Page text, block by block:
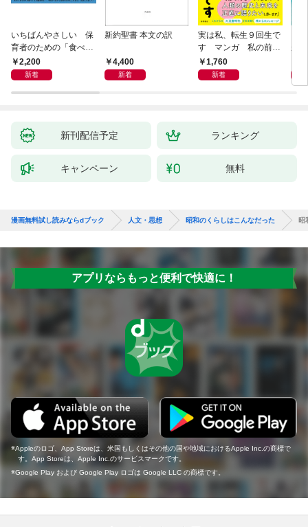
いちばんやさしい 保
育者のための「食べな
い子」サポートＢＯＯ
Ｋ 偏食・少食のお悩
2,200
新着
新約聖書 本文の訳
4,400
新着
実は私、転生９回生で
す マンガ 私の前世
物語1,760
新着
が
新刊配信予定 ランキング
キャンペーン 無料
漫画無料試し読みならdブック 人文・思想 昭和のくらしはこんなだった 昭
アプリならもっと便利で快適に！
Appleのロゴ、App Storeは、米国もしくはその他の国や地域におけるApple Inc.の商標で
す。App Storeは、Apple Inc.のサービスマークです。
Google Play および Google Play ロゴは Google LLC の商標です。